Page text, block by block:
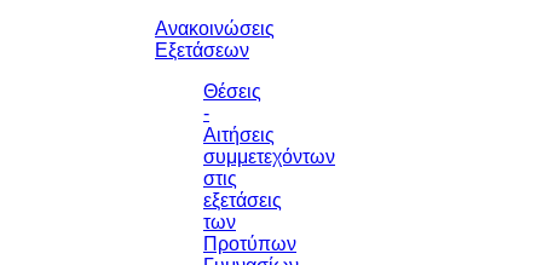
Ανακοινώσεις
Εξετάσεων
Θέσεις
-
Αιτήσεις
συμμετεχόντων
στις
εξετάσεις
των
Προτύπων